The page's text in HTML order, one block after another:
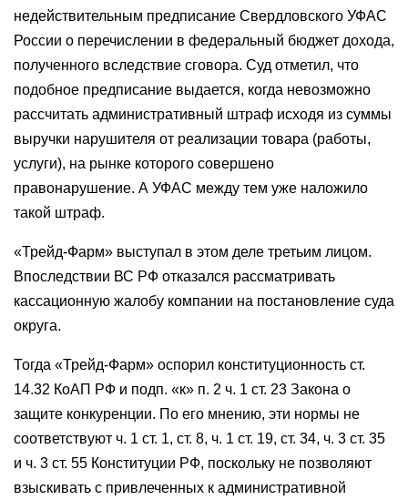
недействительным предписание Свердловского УФАС
России о перечислении в федеральный бюджет дохода,
полученного вследствие сговора. Суд отметил, что
подобное предписание выдается, когда невозможно
рассчитать административный штраф исходя из суммы
выручки нарушителя от реализации товара (работы,
услуги), на рынке которого совершено
правонарушение. А УФАС между тем уже наложило
такой штраф.
«Трейд-Фарм» выступал в этом деле третьим лицом.
Впоследствии ВС РФ отказался рассматривать
кассационную жалобу компании на постановление суда
округа.
Тогда «Трейд-Фарм» оспорил конституционность ст.
14.32 КоАП РФ и подп. «к» п. 2 ч. 1 ст. 23 Закона о
защите конкуренции. По его мнению, эти нормы не
соответствуют ч. 1 ст. 1, ст. 8, ч. 1 ст. 19, ст. 34, ч. 3 ст. 35
и ч. 3 ст. 55 Конституции РФ, поскольку не позволяют
взыскивать с привлеченных к административной